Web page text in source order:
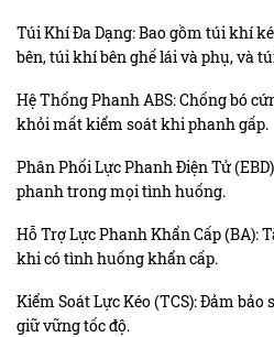
Túi Khí Đa Dạng: Bao gồm túi khí
bên, túi khí bên ghế lái và phụ, và
Hệ Thống Phanh ABS: Chống bó
khỏi mất kiểm soát khi phanh gấp.
Phân Phối Lực Phanh Điện Tử
phanh trong mọi tình huống.
Hỗ Trợ Lực Phanh Khẩn Cấp (BA):
khi có tình huống khẩn cấp.
Kiểm Soát Lực Kéo (TCS): Đảm
giữ vững tốc độ.